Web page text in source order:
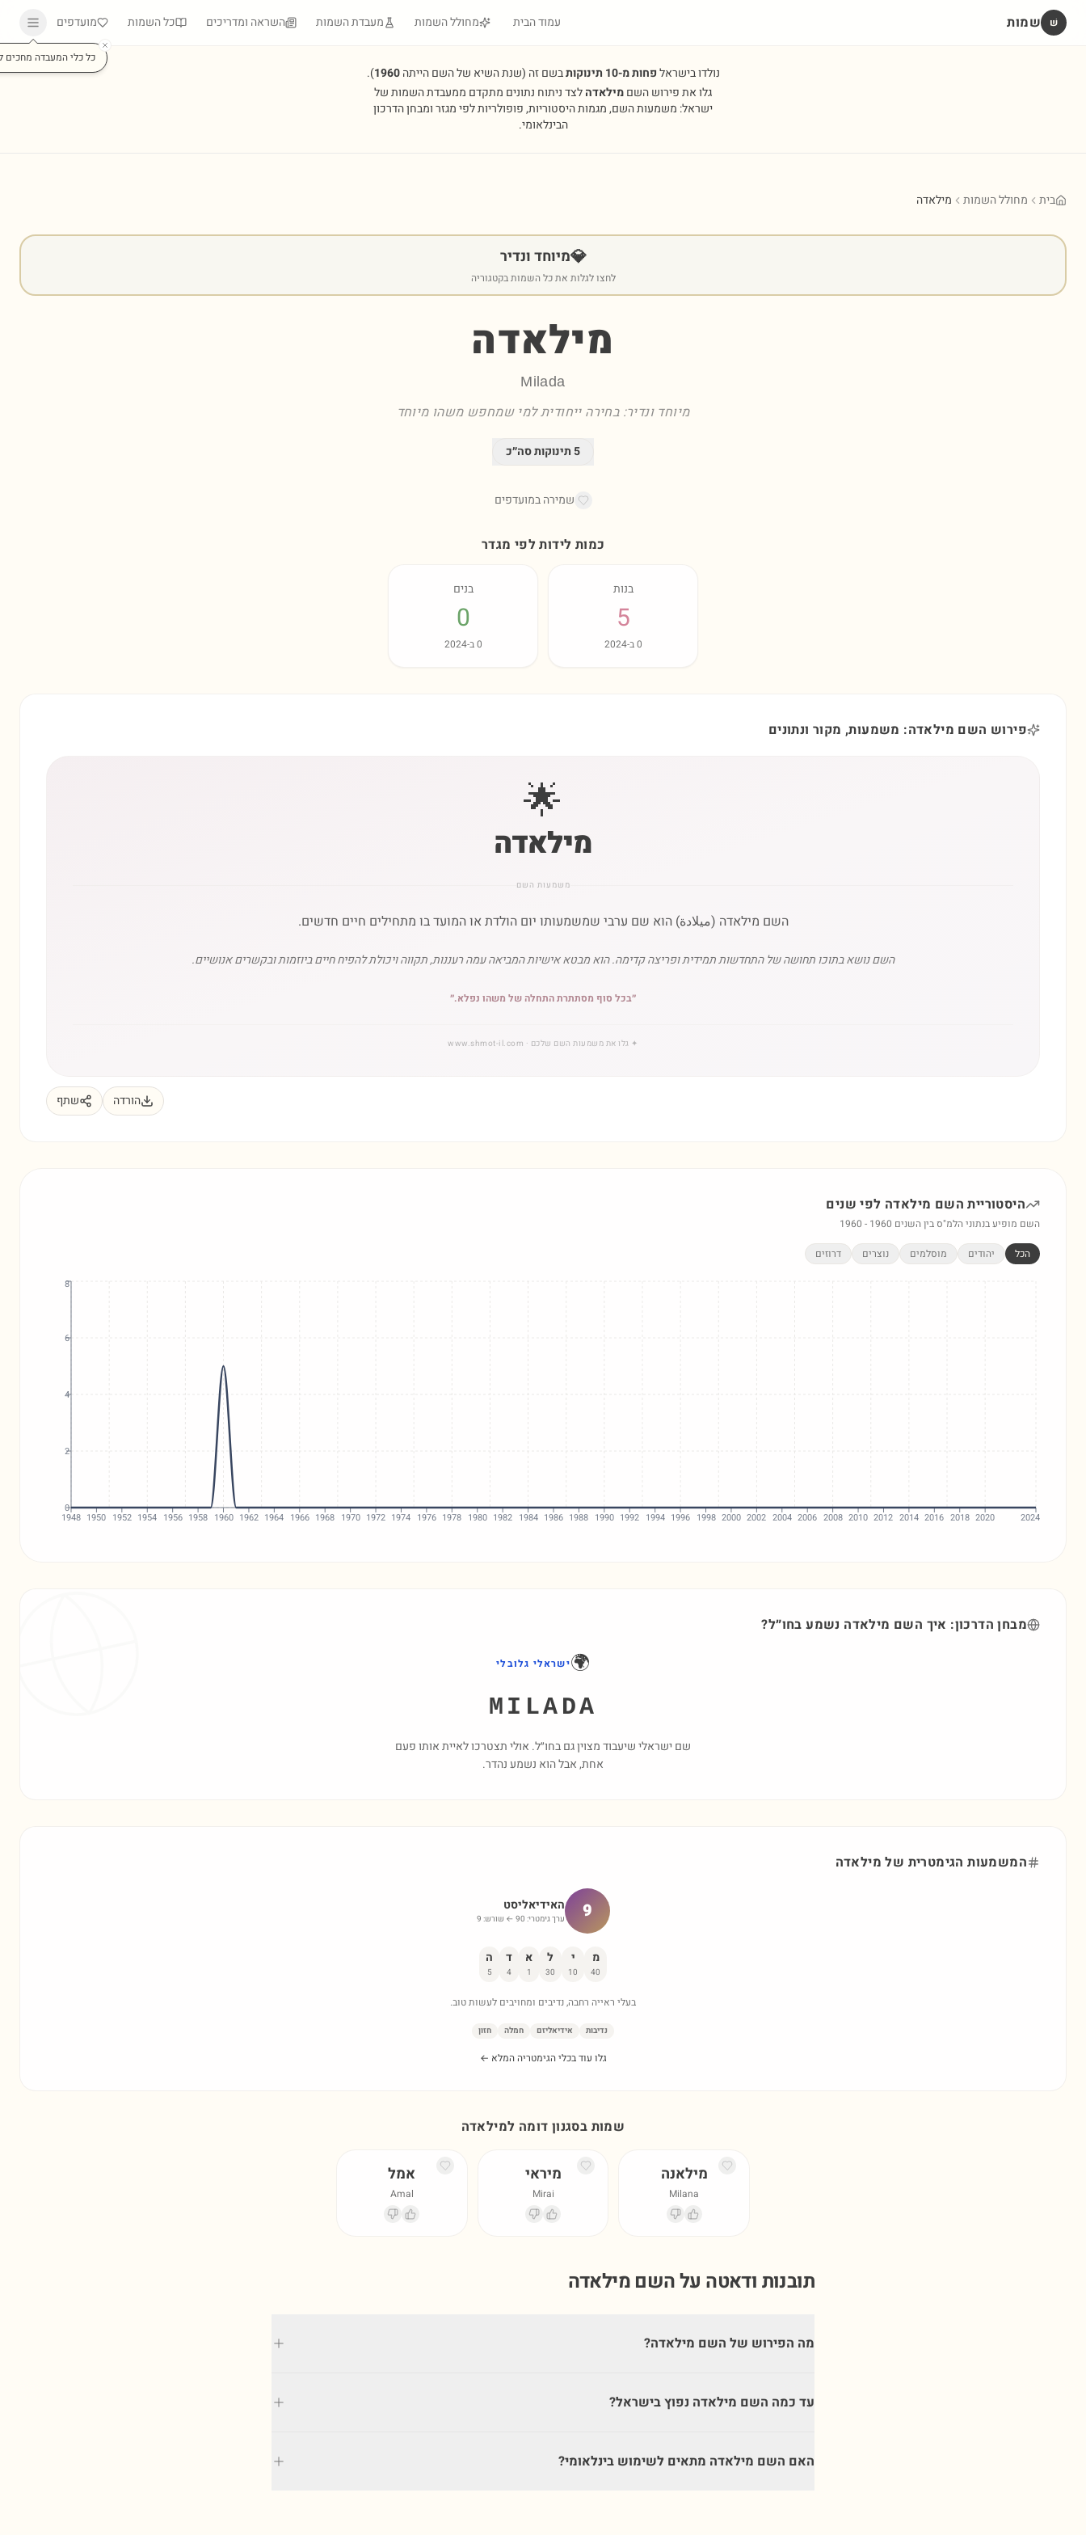
שׁ שמות עמוד הבית מחולל השמות מעבדת השמות השראה ומדריכים כל השמות מועדפים
כל כלי המעבדה מחכים
נולדו בישראלפחות מ-10 תינוקות בשם זה (שנת השיא של השם הייתה1960
).
גלו את פירוש השםמילאדהלצד ניתוח נתונים מתקדם ממעבדת השמות של
ישראל: משמעות השם, מגמות היסטוריות, פופולריות לפי מגזר ומבחן הדרכון
הבינלאומי.
בית מחולל השמות מילאדה
💎מיוחד ונדיר
לחצו לגלות את כל השמות בקטגוריה
מילאדה
Milada
מיוחד ונדיר: בחירה ייחודית למי שמחפש משהו מיוחד
5תינוקות סה״כ
שמירה במועדפים
כמות לידות לפי מגדר
בנות
5
0ב-2024
בנים
0
0ב-2024
פירוש השם מילאדה: משמעות, מקור ונתונים
🌟
מילאדה
משמעות השם
השם מילאדה (ميلادة) הוא שם ערבי שמשמעותו יום הולדת או המועד בו מתחילים חיים חדשים.
השם נושא בתוכו תחושה של התחדשות תמידית ופריצה קדימה. הוא מבטא אישיות המביאה עמה רעננות, תקווה ויכולת להפיח חיים ביוזמות ובקשרים אנושיים.
״בכל סוף מסתתרת התחלה של משהו נפלא.״
✦ גלו את משמעות השם שלכם · www.shmot-il.com
הורדה שתף
היסטוריית השם מילאדה לפי שנים
השם מופיע בנתוני הלמ"ס בין השנים 1960 - 1960
הכל יהודים מוסלמים נוצרים דרוזים
1948 1950 1952 1954 1956 1958 1960 1962 1964 1966 1968 1970 1972 1974 1976 1978 1980 1982 1984 1986 1988 1990 1992 1994 1996 1998 2000 2002 2004 2006 2008 2010 2012 2014 2016 2018 2020 2024
0
2
4
6
8
מבחן הדרכון: איך השם מילאדה נשמע בחו״ל?
🌍ישראלי גלובלי
MILADA
שם ישראלי שיעבוד מצוין גם בחו״ל. אולי תצטרכו לאיית אותו פעם
אחת, אבל הוא נשמע נהדר.
המשמעות הגימטרית של מילאדה
9 האידיאליסט
ערך גימטרי: 90 ← שורש: 9
מ
40
י
10
ל
30
א
1
ד
4
ה
5
בעלי ראייה רחבה, נדיבים ומחויבים לעשות טוב.
נדיבות אידיאליזם חמלה חזון
גלו עוד בכלי הגימטריה המלא ←
שמות בסגנון דומה למילאדה
מילאנה
Milana
מיראי
Mirai
אמל
Amal
תובנות ודאטה על השם מילאדה
מה הפירוש של השם מילאדה?
עד כמה השם מילאדה נפוץ בישראל?
האם השם מילאדה מתאים לשימוש בינלאומי?